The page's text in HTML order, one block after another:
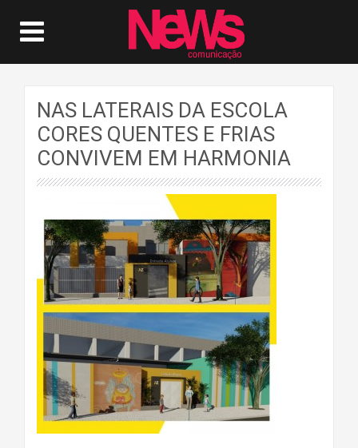
NAS LATERAIS DA ESCOLA
CORES QUENTES E FRIAS
CONVIVEM EM HARMONIA